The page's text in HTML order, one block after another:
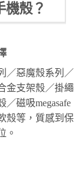
機殼？
／惡魔殼系列／
金支架殼／掛繩
／磁吸megasafe
殼等，質感到保
。